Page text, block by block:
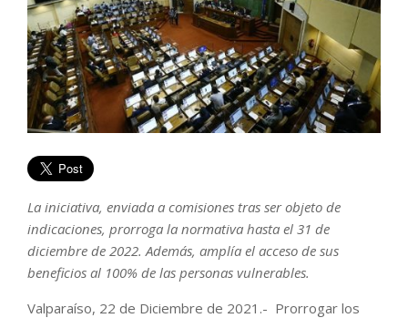
La iniciativa, enviada a comisiones tras ser objeto de
indicaciones, prorroga la normativa hasta el 31 de
diciembre de 2022. Además, amplía el acceso de sus
beneficios al 100% de las personas vulnerables.
Valparaíso, 22 de Diciembre de 2021.- Prorrogar los